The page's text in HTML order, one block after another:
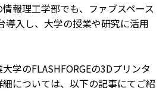
報理工学部でも、ファブスペース
導入し、大学の授業や研究に活用
学のFLASHFORGEの3Dプリンタ
については、以下の記事にてご紹